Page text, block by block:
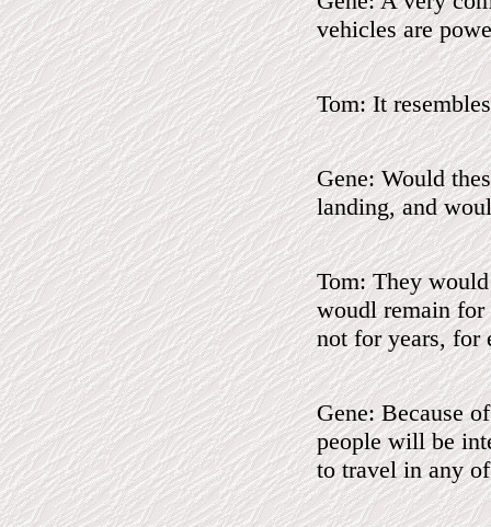
vehicles are
Tom: It
Gene: Would
landing, and
Tom: They
woudl remain
not for years, for
Gene: Because
people will be
to travel in any